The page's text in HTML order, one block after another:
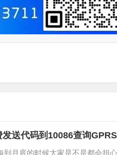
送代码到10086查询
月底的时候大家是不是都会担